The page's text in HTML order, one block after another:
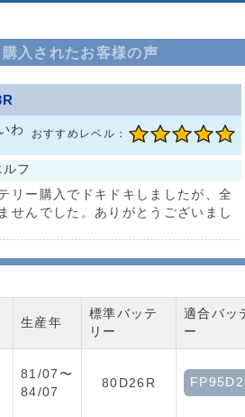
入されたお客様の声
わ おすすめレベル：
ルフ
リー購入でドキドキしましたが、全
せんでした。ありがとうございまし
生産年
標準バッテ
リー
適合バッ
ー
81/07〜
84/07
80D26R